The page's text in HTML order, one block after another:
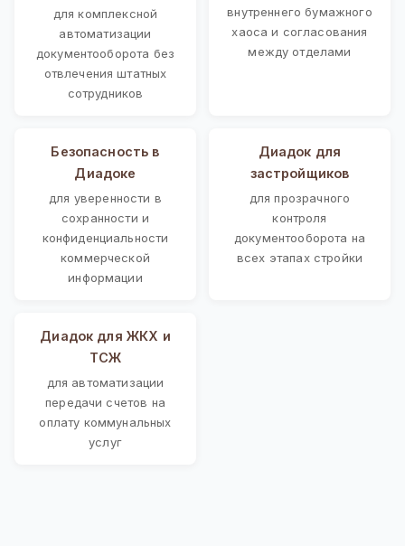
для комплексной
автоматизации
документооборота без
отвлечения штатных
сотрудников
внутреннего бумажного
хаоса и согласования
между отделами
Безопасность в
Диадоке
для уверенности в
сохранности и
конфиденциальности
коммерческой
информации
Диадок для
застройщиков
для прозрачного
контроля
документооборота на
всех этапах стройки
Диадок для ЖКХ и
ТСЖ
для автоматизации
передачи счетов на
оплату коммунальных
услуг